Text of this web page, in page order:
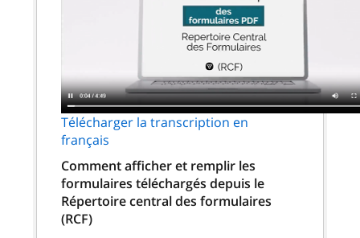
Télécharger la transcription en
français
Comment afficher et remplir les
formulaires téléchargés depuis le
Répertoire central des formulaires
(RCF)